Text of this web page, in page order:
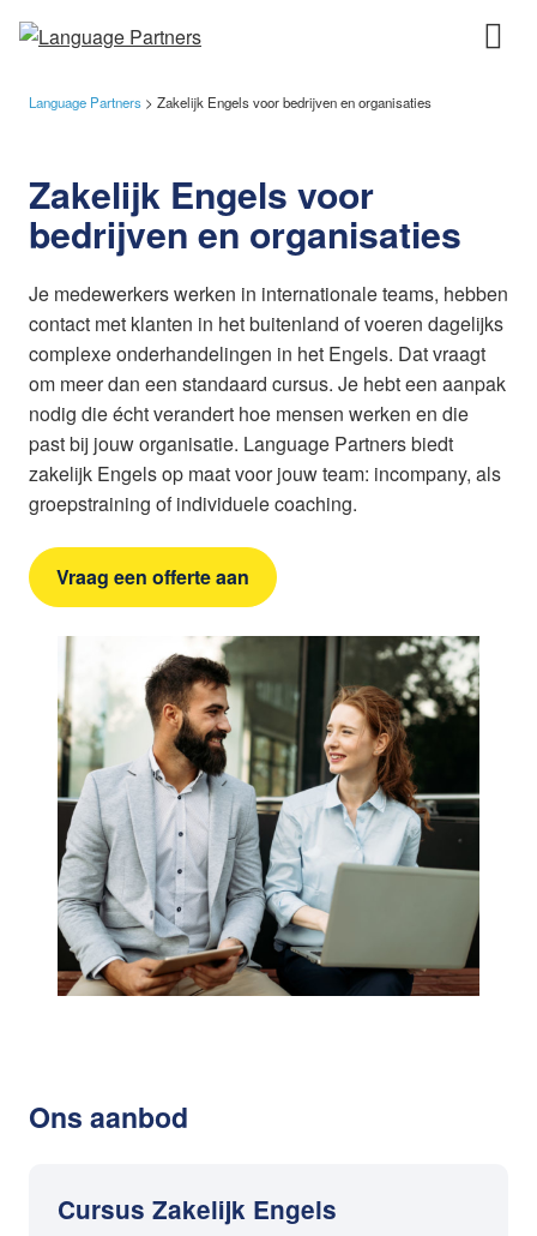
Language Partners > Zakelijk Engels voor bedrijven en organisaties
Zakelijk Engels voor
bedrijven en organisaties
Je medewerkers werken in internationale teams, hebben
contact met klanten in het buitenland of voeren dagelijks
complexe onderhandelingen in het Engels. Dat vraagt
om meer dan een standaard cursus. Je hebt een aanpak
nodig die écht verandert hoe mensen werken en die
past bij jouw organisatie. Language Partners biedt
zakelijk Engels op maat voor jouw team: incompany, als
groepstraining of individuele coaching.
Vraag een offerte aan
Ons aanbod
Cursus Zakelijk Engels